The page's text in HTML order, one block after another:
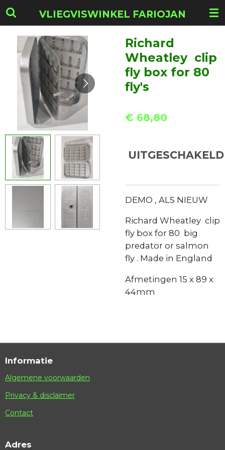
Ga
direct
naar
hoofdinhoud
VLIEGVISWINKEL FARIOJAN
Richard
Wheatley clip
fly box for 80
fly's
€ 68,80
UITGESCHAKELD
DEMO , ALS NIEUW
Richard Wheatley clip
fly box for 80 big
predator or salmon
fly . Made in England
Afmetingen 15 x 89 x
44mm
Informatie
Algemene voorwaarden
Privacy & disclaimer
Contact
Adres